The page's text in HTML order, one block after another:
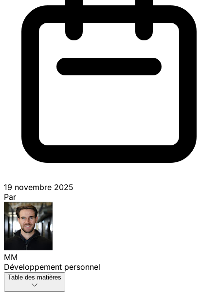
19 novembre 2025
Par
MM
Développement personnel
Table des matières